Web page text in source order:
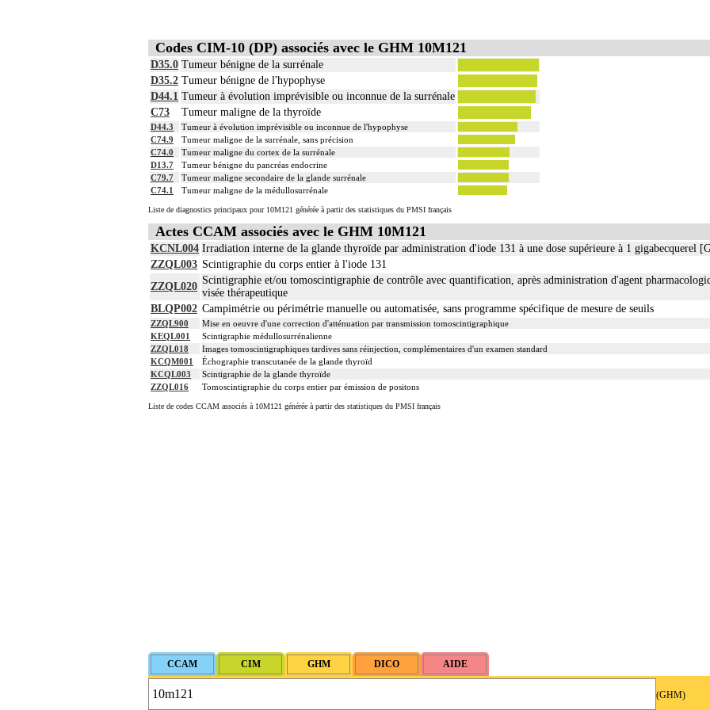
Codes CIM-10 (DP) associés avec le GHM 10M121
D35.0 Tumeur bénigne de la surrénale
D35.2 Tumeur bénigne de l'hypophyse
D44.1 Tumeur à évolution imprévisible ou inconnue de la surrénale
C73
Tumeur maligne de la thyroïde
D44.3
Tumeur à évolution imprévisible ou inconnue de l'hypophyse
C74.9
Tumeur maligne de la surrénale, sans précision
C74.0
Tumeur maligne du cortex de la surrénale
D13.7
Tumeur bénigne du pancréas endocrine
C79.7
Tumeur maligne secondaire de la glande surrénale
C74.1
Tumeur maligne de la médullosurrénale
Liste de diagnostics principaux pour 10M121 générée à partir des statistiques du PMSI français
Actes CCAM associés avec le GHM 10M121
KCNL004 Irradiation interne de la glande thyroïde par administration d'iode 131 à une dose supérieure à 1 gigabecquerel
ZZQL003 Scintigraphie du corps entier à l'iode 131
ZZQL020
Scintigraphie et/ou tomoscintigraphie de contrôle avec quantification, après administration d'agent
visée thérapeutique
BLQP002 Campimétrie ou périmétrie manuelle ou automatisée, sans programme spécifique de mesure de seuils
ZZQL900
Mise en oeuvre d'une correction d'atténuation par transmission tomoscintigraphique
KEQL001
Scintigraphie médullosurrénalienne
ZZQL018
Images tomoscintigraphiques tardives sans réinjection, complémentaires d'un examen standard
KCQM001
Échographie transcutanée de la glande thyroïd
KCQL003
Scintigraphie de la glande thyroïde
ZZQL016
Tomoscintigraphie du corps entier par émission de positons
Liste de codes CCAM associés à 10M121 générée à partir des statistiques du PMSI français
(GHM)